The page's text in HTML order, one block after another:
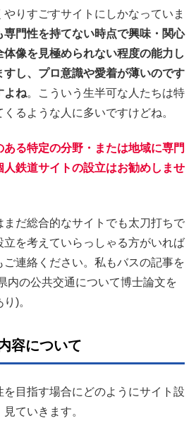
りすごすサイトにしかなっていま
専門性を持てない時点で興味・関心
像を見極められない程度の能力し
し、プロ意識や愛着が薄いのです
よね。こういう生半可な人たちは特
るような人に多いですけどね。
ある特定の分野・または地域に専門
鉄道サイトの設立はお勧めしませ
まだ総合的なサイトでも太刀打ちで
立を考えていらっしゃる方がいれば
ご連絡ください。私もバスの記事を
内の公共交通について博士論文を
)。
容について
目指す場合にどのようにサイト設
ていきます。